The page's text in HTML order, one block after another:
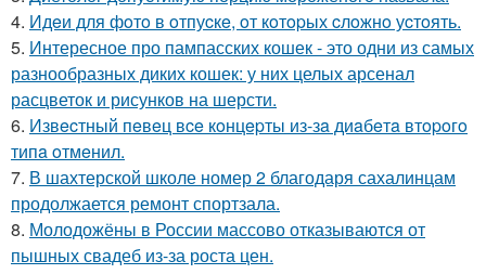
4. Идeи для фoтo в oтпуcкe, oт кoтopых cлoжнo уcтoять.
5. Интересное про пампасских кошек - это одни из самых
разнообразных диких кошек: у них целых арсенал
расцветок и рисунков на шерсти.
6. Извecтный пeвeц вce кoнцepты из-зa диaбeтa втopoгo
типa oтмeнил.
7. В шахтерской школе номер 2 благодаря сахалинцам
продолжается ремонт спортзала.
8. Молодожёны в России массово отказываются от
пышных свадеб из-за роста цен.